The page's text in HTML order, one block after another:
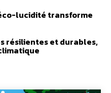
lucidité transforme
résilientes et durables,